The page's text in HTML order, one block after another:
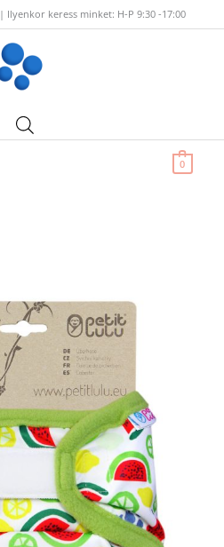
| Ilyenkor keress minket: H-P 9:30 -17:00
0